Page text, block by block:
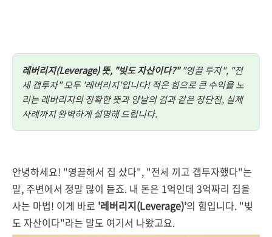
레버리지(Leverage) 뜻, "빚도 자산이다?""영끌 투자", "전
세 갭투자" 모두 '레버리지'입니다! 적은 힘으로 큰 수익을 노
리는 레버리지의 정확한 뜻과 양날의 검과 같은 장단점, 실제
사례까지 완벽하게 설명해 드립니다.
안녕하세요! "영끌해서 집 샀다", "전세 끼고 갭투자했다"는
말, 주변에서 정말 많이 듣죠. 내 돈은 1억인데 3억짜리 집을
사는 마법! 이게 바로 '레버리지(Leverage)'의 힘입니다. "빚
도 자산이다"라는 말도 여기서 나왔고요.